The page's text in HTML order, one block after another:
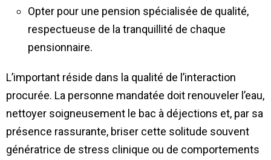
Opter pour une pension spécialisée de qualité,
respectueuse de la tranquillité de chaque
pensionnaire.
L’important réside dans la qualité de l’interaction
procurée. La personne mandatée doit renouveler l’eau,
nettoyer soigneusement le bac à déjections et, par sa
présence rassurante, briser cette solitude souvent
génératrice de stress clinique ou de comportements